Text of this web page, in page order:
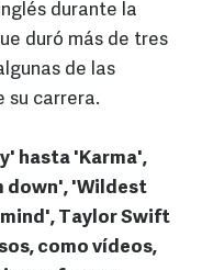
durante la
duró más de tres
de las
su carrera.
hasta 'Karma',
down', 'Wildest
Taylor Swift
como vídeos,